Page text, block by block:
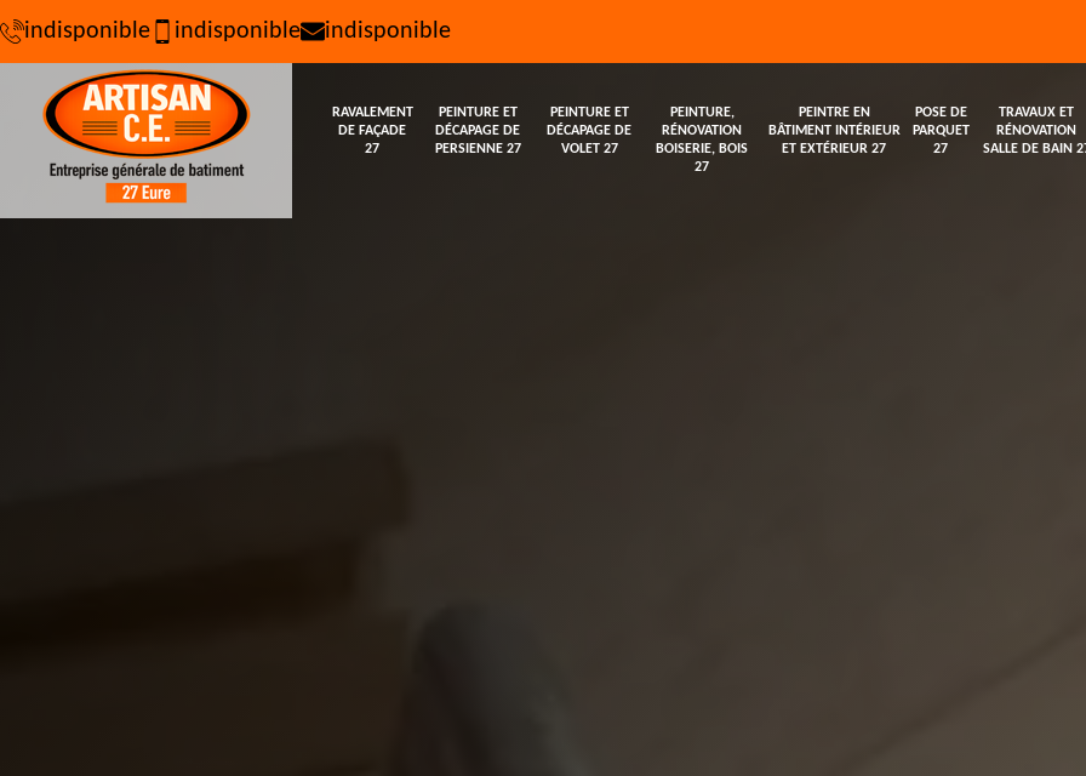
indisponible indisponible indisponible
RAVALEMENT
DE FAÇADE
27
PEINTURE ET
DÉCAPAGE DE
PERSIENNE 27
PEINTURE ET
DÉCAPAGE DE
VOLET 27
PEINTURE,
RÉNOVATION
BOISERIE, BOIS
27
PEINTRE EN
BÂTIMENT INTÉRIEUR
ET EXTÉRIEUR 27
POSE DE
PARQUET
27
TRAVAUX ET
RÉNOVATION
SALLE DE BAIN